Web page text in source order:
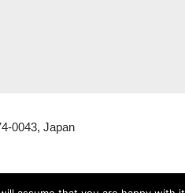
0043, Japan